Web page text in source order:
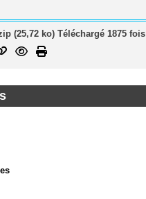
(25,72 ko) Téléchargé 1875 fois